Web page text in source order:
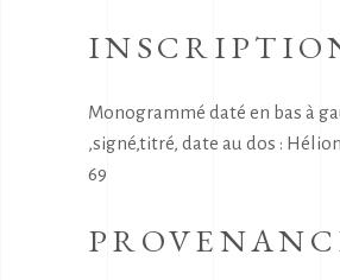
Monogrammé daté en bas à
,signé,titré, date au dos :
69